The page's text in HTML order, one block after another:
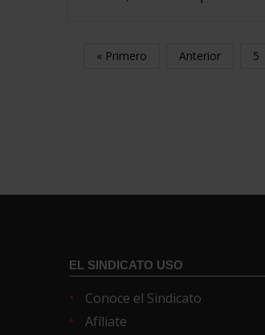
« Primero Anterior 5
EL SINDICATO USO
Conoce el Sindicato
Afíliate